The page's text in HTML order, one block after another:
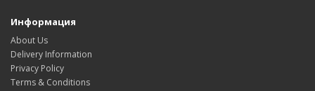
Информация
About Us
Delivery Information
Privacy Policy
Terms & Conditions